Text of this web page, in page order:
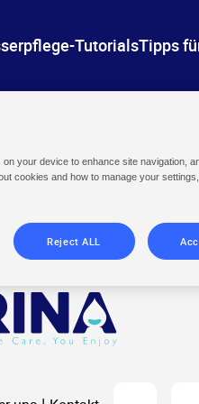
TutorialsTipps
your device to enhance site navigation,
cookies and how to manage your
Reject ALL